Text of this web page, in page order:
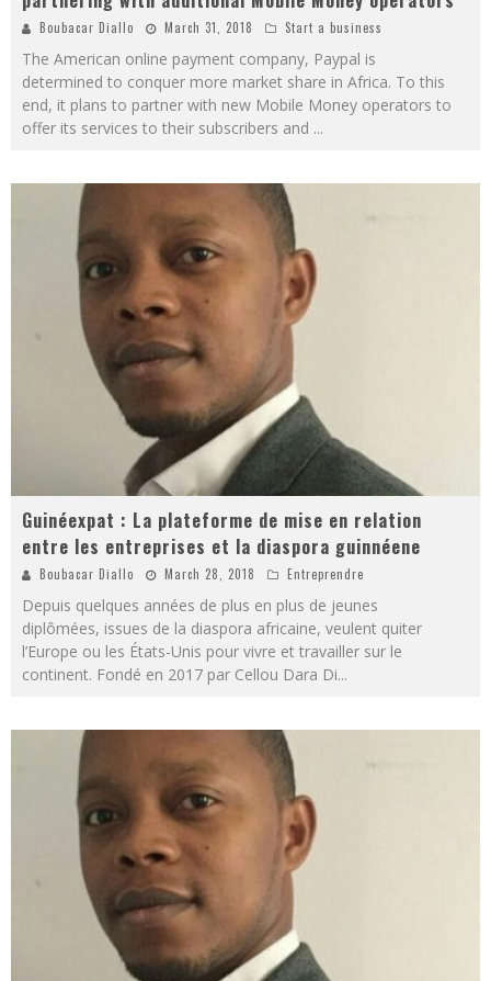
Boubacar Diallo March 31, 2018 Start a business
The American online payment company, Paypal is
determined to conquer more market share in Africa. To this
end, it plans to partner with new Mobile Money operators to
offer its services to their subscribers and ...
Guinéexpat : La plateforme de mise en relation
entre les entreprises et la diaspora guinnéene
Boubacar Diallo March 28, 2018 Entreprendre
Depuis quelques années de plus en plus de jeunes
diplômées, issues de la diaspora africaine, veulent quiter
l’Europe ou les États-Unis pour vivre et travailler sur le
continent. Fondé en 2017 par Cellou Dara Di...